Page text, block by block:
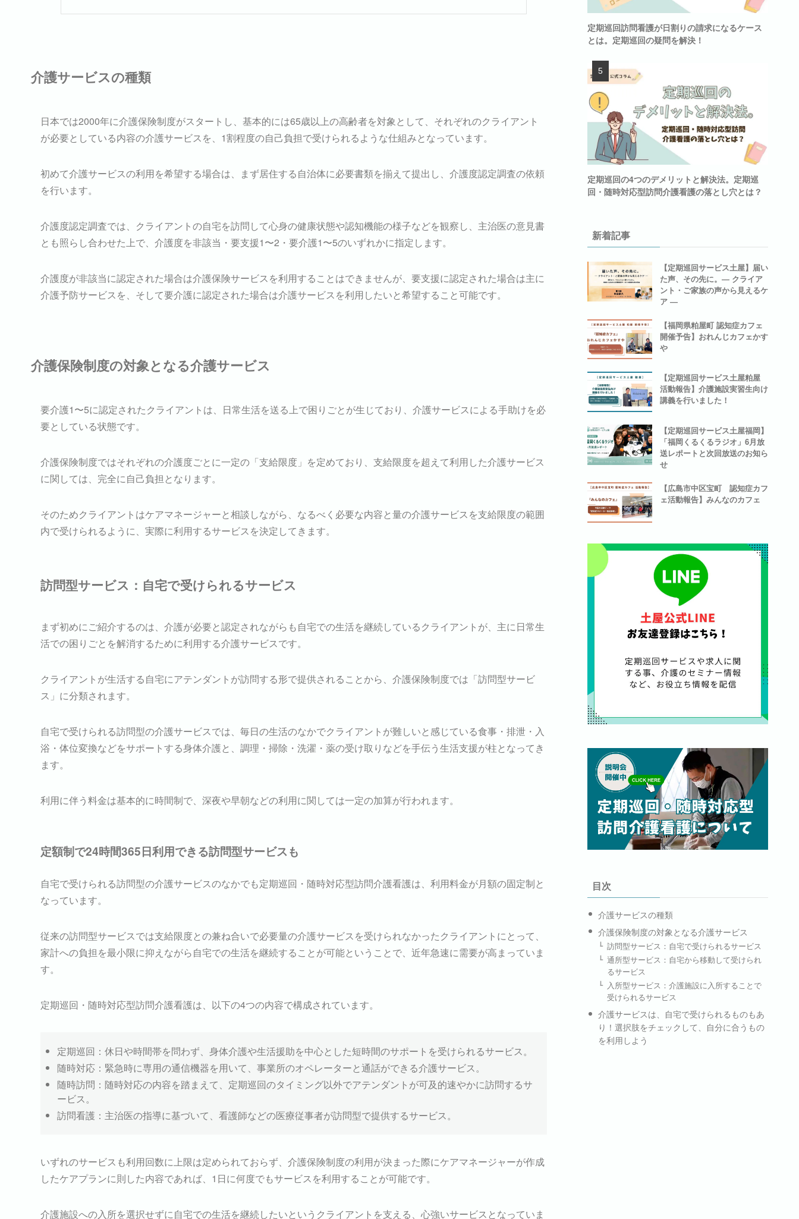
介護サービスの種類
日本では2000年に介護保険制度がスタートし、基本的には65歳以上の高齢者を対象として、それぞれのクライアント
が必要としている内容の介護サービスを、1割程度の自己負担で受けられるような仕組みとなっています。
初めて介護サービスの利用を希望する場合は、まず居住する自治体に必要書類を揃えて提出し、介護度認定調査の依頼
を行います。
介護度認定調査では、クライアントの自宅を訪問して心身の健康状態や認知機能の様子などを観察し、主治医の意見書
とも照らし合わせた上で、介護度を非該当・要支援1〜2・要介護1〜5のいずれかに指定します。
介護度が非該当に認定された場合は介護保険サービスを利用することはできませんが、要支援に認定された場合は主に
介護予防サービスを、そして要介護に認定された場合は介護サービスを利用したいと希望すること可能です。
介護保険制度の対象となる介護サービス
要介護1〜5に認定されたクライアントは、日常生活を送る上で困りごとが生じており、介護サービスによる手助けを必
要としている状態です。
介護保険制度ではそれぞれの介護度ごとに一定の「支給限度」を定めており、支給限度を超えて利用した介護サービス
に関しては、完全に自己負担となります。
そのためクライアントはケアマネージャーと相談しながら、なるべく必要な内容と量の介護サービスを支給限度の範囲
内で受けられるように、実際に利用するサービスを決定してきます。
訪問型サービス：自宅で受けられるサービス
まず初めにご紹介するのは、介護が必要と認定されながらも自宅での生活を継続しているクライアントが、主に日常生
活での困りごとを解消するために利用する介護サービスです。
クライアントが生活する自宅にアテンダントが訪問する形で提供されることから、介護保険制度では「訪問型サービ
ス」に分類されます。
自宅で受けられる訪問型の介護サービスでは、毎日の生活のなかでクライアントが難しいと感じている食事・排泄・入
浴・体位変換などをサポートする身体介護と、調理・掃除・洗濯・薬の受け取りなどを手伝う生活支援が柱となってき
ます。
利用に伴う料金は基本的に時間制で、深夜や早朝などの利用に関しては一定の加算が行われます。
定額制で24時間365日利用できる訪問型サービスも
自宅で受けられる訪問型の介護サービスのなかでも定期巡回・随時対応型訪問介護看護は、利用料金が月額の固定制と
なっています。
従来の訪問型サービスでは支給限度との兼ね合いで必要量の介護サービスを受けられなかったクライアントにとって、
家計への負担を最小限に抑えながら自宅での生活を継続することが可能ということで、近年急速に需要が高まっていま
す。
定期巡回・随時対応型訪問介護看護は、以下の4つの内容で構成されています。
定期巡回：休日や時間帯を問わず、身体介護や生活援助を中心とした短時間のサポートを受けられるサービス。
随時対応：緊急時に専用の通信機器を用いて、事業所のオペレーターと通話ができる介護サービス。
随時訪問：随時対応の内容を踏まえて、定期巡回のタイミング以外でアテンダントが可及的速やかに訪問するサ
ービス。
訪問看護：主治医の指導に基づいて、看護師などの医療従事者が訪問型で提供するサービス。
いずれのサービスも利用回数に上限は定められておらず、介護保険制度の利用が決まった際にケアマネージャーが作成
したケアプランに則した内容であれば、1日に何度でもサービスを利用することが可能です。
介護施設への入所を選択せずに自宅での生活を継続したいというクライアントを支える、心強いサービスとなっていま
定期巡回訪問看護が日割りの請求になるケース
とは。定期巡回の疑問を解決！
定期巡回の4つのデメリットと解決法。定期巡
回・随時対応型訪問介護看護の落とし穴とは？
新着記事
【定期巡回サービス土屋】届い
た声、その先に。― クライア
ント・ご家族の声から見えるケ
ア ―
【福岡県粕屋町 認知症カフェ
開催予告】おれんじカフェかす
や
【定期巡回サービス土屋粕屋
活動報告】介護施設実習生向け
講義を行いました！
【定期巡回サービス土屋福岡】
「福岡くるくるラジオ」6月放
送レポートと次回放送のお知ら
せ
【広島市中区宝町 認知症カフ
ェ活動報告】みんなのカフェ
目次
介護サービスの種類
介護保険制度の対象となる介護サービス
訪問型サービス：自宅で受けられるサービス
通所型サービス：自宅から移動して受けられ
るサービス
入所型サービス：介護施設に入所することで
受けられるサービス
介護サービスは、自宅で受けられるものもあ
り！選択肢をチェックして、自分に合うもの
を利用しよう